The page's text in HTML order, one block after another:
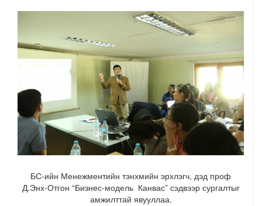
БС-ийн Менежментийн тэнхмийн эрхлэгч, дэд проф
Д.Энх-Отгон “Бизнес-модель Канвас” сэдвээр сургалтыг
амжилттай явууллаа.